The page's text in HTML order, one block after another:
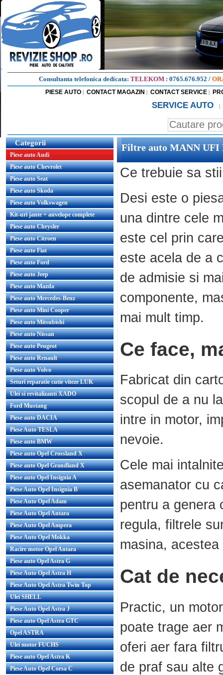
Consultanta telefonica dedicata: TELEKOM : 0765.676.952 /
PIESE AUTO | CONTACT MAGAZIN | CONTACT SERVICE |
SERVICE AUTO |
Categorii
Piese auto Audi
Piese auto Chevrolet
Piese auto Seat
Piese auto Skoda
Piese auto Volkswagen
Kit-uri jante + anvelope complete
Piese auto Chrysler
Piese auto Citroen
Piese auto Fiat
Piese auto Ford
Piese auto Jeep
Piese auto Mazda
Piese auto Mercedes-Benz
Piese auto Mini Cooper
Piese auto Mitsubishi
Piese auto Nissan
Piese auto Peugeot
Piese auto Renault
Piese auto Volvo
Seturi reparatie cutie viteze LUK
Ulei si revitalizanti XADO
Ford Mustang
Piese auto DACIA
Piese Auto TESLA
Piese auto BMW
Piese auto Opel Crossland X
Piese auto Opel Grandland X
Piese auto Opel Insignia A
Piese Auto Opel Insignia B
Piese Auto Opel Adam
Piese Auto Opel Antara
Piese Auto Opel Ampera
Piese Auto Opel Mokka
Racire motor Opel Antara
Piese auto Opel Astra G
Piese Auto Opel Astra H
Piese Auto Opel Astra Twin Top
Ulei SHELL
Piese Auto Opel Astra J
Piese auto Opel Astra GTC
Opel ASTRA
Ulei motor FUCHS
Piese auto Opel Astra K
Piese Auto Opel Corsa C
Filtre auto MANN
Ce trebuie sa
Desi este o
una dintre cele
este cel prin
este acela de a
de admisie si
componente,
mai mult timp.
Ce face,
Fabricat din
scopul de a nu
intre in motor,
nevoie.
Cele mai
asemanator cu
pentru a genera
regula, filtrele
masina,
Cat de
Practic, un
poate trage aer
oferi aer fara
de praf sau alte